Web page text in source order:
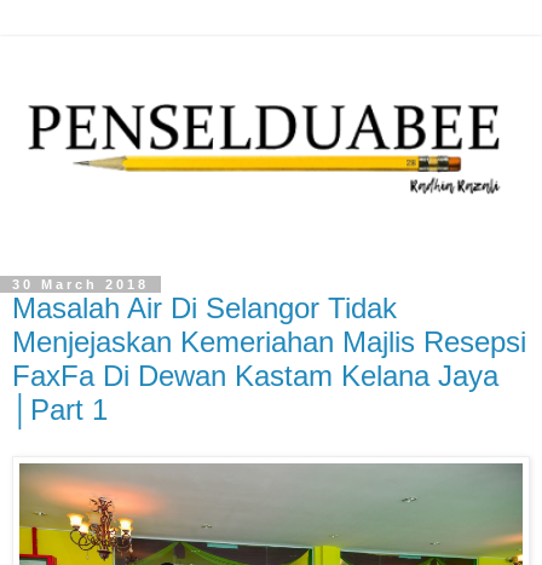
30 March 2018
Masalah Air Di Selangor Tidak
Menjejaskan Kemeriahan Majlis Resepsi
FaxFa Di Dewan Kastam Kelana Jaya
│Part 1